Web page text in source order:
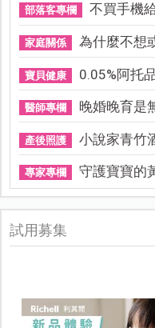
部落客專欄 不買手機給
家庭關係 為什麼不想
寶貝健康 0.05%阿托品
醫師專欄 晚婚晚育是
產後照護 小說家青竹
專家專欄 守護寶寶的
試用募集